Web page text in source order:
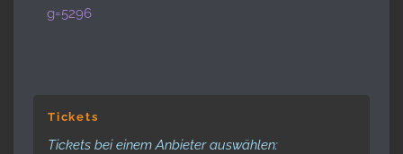
g=5296
Tickets
Tickets bei einem Anbieter auswählen: